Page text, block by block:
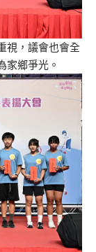
視，議會也會全
家鄉爭光。